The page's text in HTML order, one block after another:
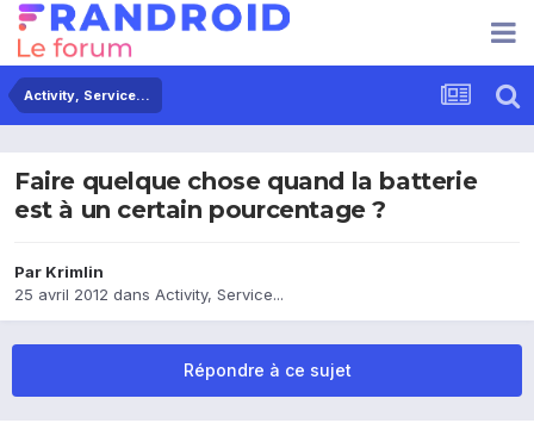
Activity, Service...
Faire quelque chose quand la batterie
est à un certain pourcentage ?
Par Krimlin
25 avril 2012 dans Activity, Service...
Répondre à ce sujet